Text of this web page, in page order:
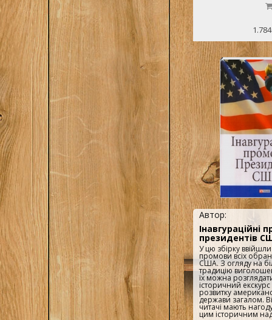
крупнейшими
Deutsche Telekom,
Gruner+Jahr, Haniel,
Microsystems и др.
посвященных
риторике, в том
словесной атаки",
риторики: Как не
выступления и
"Провокационные
выгодно подать
товар". Ключевые
публичные
манипуляции..
Автор:
Інавгураційні
президентів
У цю збірку ввійшли
промови всіх
США. З огляду на
традицію
їх можна
історичний
розвитку
держави загалом.
читачі мають
цим історичним